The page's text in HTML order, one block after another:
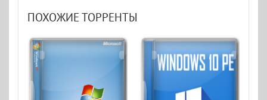
ПОХОЖИЕ ТОРРЕНТЫ